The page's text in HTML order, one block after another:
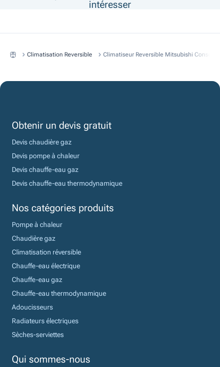
intéresser
Climatisation Reversible Climatiseur Reversible Mitsubishi Console
Obtenir un devis gratuit
Devis chaudière gaz
Devis pompe à chaleur
Devis chauffe-eau gaz
Devis chauffe-eau thermodynamique
Nos catégories produits
Pompe à chaleur
Chaudière gaz
Climatisation réversible
Chauffe-eau électrique
Chauffe-eau gaz
Chauffe-eau thermodynamique
Adoucisseurs
Radiateurs électriques
Sèches-serviettes
Qui sommes-nous